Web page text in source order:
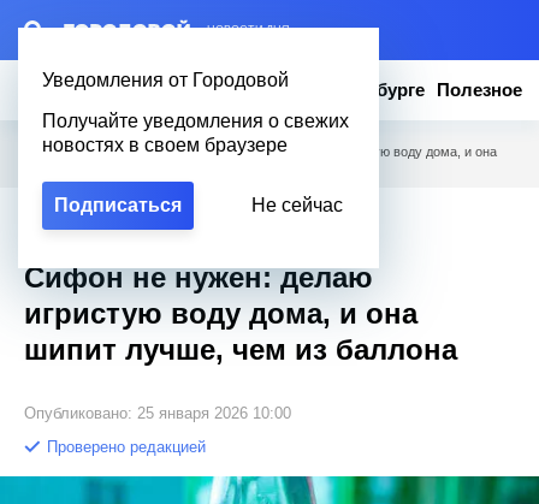
– НОВОСТИ ДНЯ
Уведомления от Городовой
Получайте уведомления о свежих
новостях в своем браузере
Подписаться Не сейчас
Новости Эксклюзив Вопросы о Петербурге Полезное
Городовой Полезное / Сифон не нужен: делаю игристую воду дома, и она
Эксклюзив
Сифон не нужен: делаю
игристую воду дома, и она
шипит лучше, чем из баллона
Опубликовано: 25 января 2026 10:00
Проверено редакцией